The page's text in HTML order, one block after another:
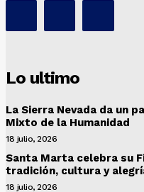
Lo ultimo
La Sierra Nevada da un
Mixto de la Humanidad
18 julio, 2026
Santa Marta celebra su
tradición, cultura y
18 julio, 2026